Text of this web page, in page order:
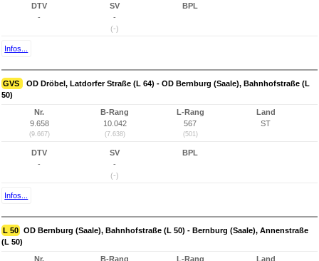
DTV
-
SV
-
(-)
BPL
Infos...
GVS
OD Dröbel, Latdorfer Straße (L 64) - OD Bernburg (Saale), Bahnhofstraße (L
50)
Nr.
9.658
(9.667)
B-Rang
10.042
(7.638)
L-Rang
567
(501)
Land
ST
DTV
-
SV
-
(-)
BPL
Infos...
L 50 OD Bernburg (Saale), Bahnhofstraße (L 50) - Bernburg (Saale), Annenstraße
(L 50)
Nr.
B-Rang
L-Rang
Land